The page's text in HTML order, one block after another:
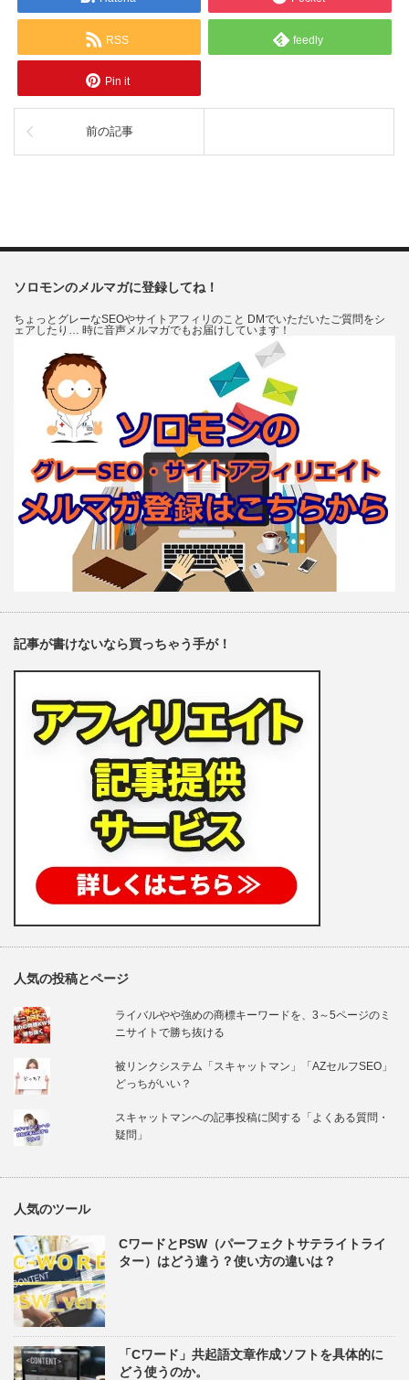
RSS feedly
Pin it
前の記事
ソロモンのメルマガに登録してね！
ちょっとグレーなSEOやサイトアフィリのこと DMでいただいたご質問をシ
ェアしたり… 時に音声メルマガでもお届けしています！
記事が書けないなら買っちゃう手が！
人気の投稿とページ
ライバルやや強めの商標キーワードを、3～5ページのミ
ニサイトで勝ち抜ける
被リンクシステム「スキャットマン」「AZセルフSEO」
どっちがいい？
スキャットマンへの記事投稿に関する「よくある質問・
疑問」
人気のツール
CワードとPSW（パーフェクトサテライトライ
ター）はどう違う？使い方の違いは？
「Cワード」共起語文章作成ソフトを具体的に
どう使うのか。